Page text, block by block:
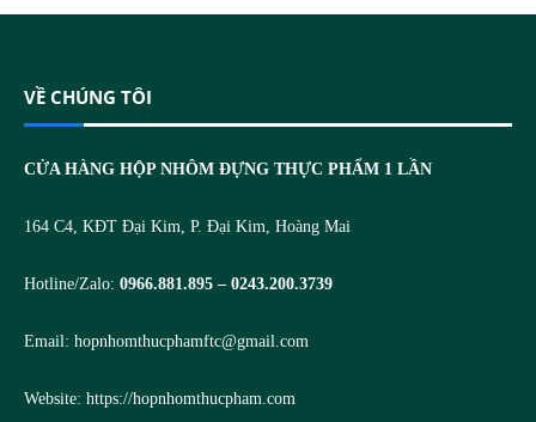
VỀ CHÚNG TÔI
CỬA HÀNG HỘP NHÔM ĐỰNG THỰC PHẨM 1 LẦN
164 C4, KĐT Đại Kim, P. Đại Kim, Hoàng Mai
Hotline/Zalo: 0966.881.895 – 0243.200.3739
Email: hopnhomthucphamftc@gmail.com
Website: https://hopnhomthucpham.com